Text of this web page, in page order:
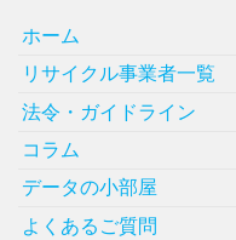
ホーム
リサイクル事業者一覧
法令・ガイドライン
コラム
データの小部屋
よくあるご質問